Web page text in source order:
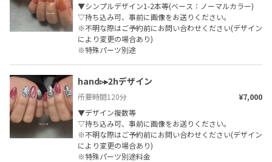
▼シンプルデザイン1-2本等(ベース：ノーマルカラー)
▽持ち込み可、事前に画像をお送りください。
※不明な際はご予約前にお問い合わせください(デザイン
により変更の場合あり)
※特殊パーツ別途
hand▹▸2hデザイン
所要時間120分
¥7,000
▼デザイン複数等
▽持ち込み可、事前に画像をお送りください。
※不明な際はご予約前にお問い合わせください(デザイン
により変更の場合あり)
※特殊パーツ別途料金